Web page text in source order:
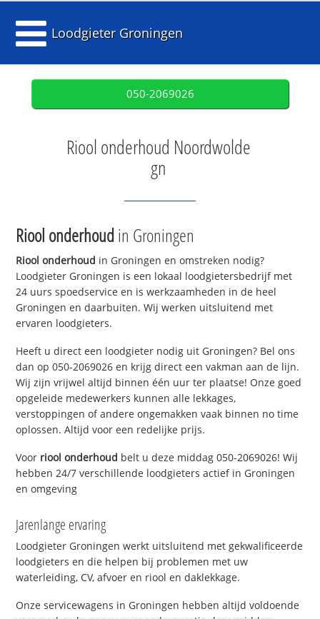
Loodgieter Groningen
050-2069026
Riool onderhoud Noordwolde
gn
Riool onderhoudin Groningen
Riool onderhoud in Groningen en omstreken nodig?
Loodgieter Groningen is een lokaal loodgietersbedrijf met
24 uurs spoedservice en is werkzaamheden in de heel
Groningen en daarbuiten. Wij werken uitsluitend met
ervaren loodgieters.
Heeft u direct een loodgieter nodig uit Groningen? Bel ons
dan op 050-2069026 en krijg direct een vakman aan de lijn.
Wij zijn vrijwel altijd binnen één uur ter plaatse! Onze goed
opgeleide medewerkers kunnen alle lekkages,
verstoppingen of andere ongemakken vaak binnen no time
oplossen. Altijd voor een redelijke prijs.
Voor riool onderhoud belt u deze middag 050-2069026! Wij
hebben 24/7 verschillende loodgieters actief in Groningen
en omgeving
Jarenlange ervaring
Loodgieter Groningen werkt uitsluitend met gekwalificeerde
loodgieters en die helpen bij problemen met uw
waterleiding, CV, afvoer en riool en daklekkage.
Onze servicewagens in Groningen hebben altijd voldoende